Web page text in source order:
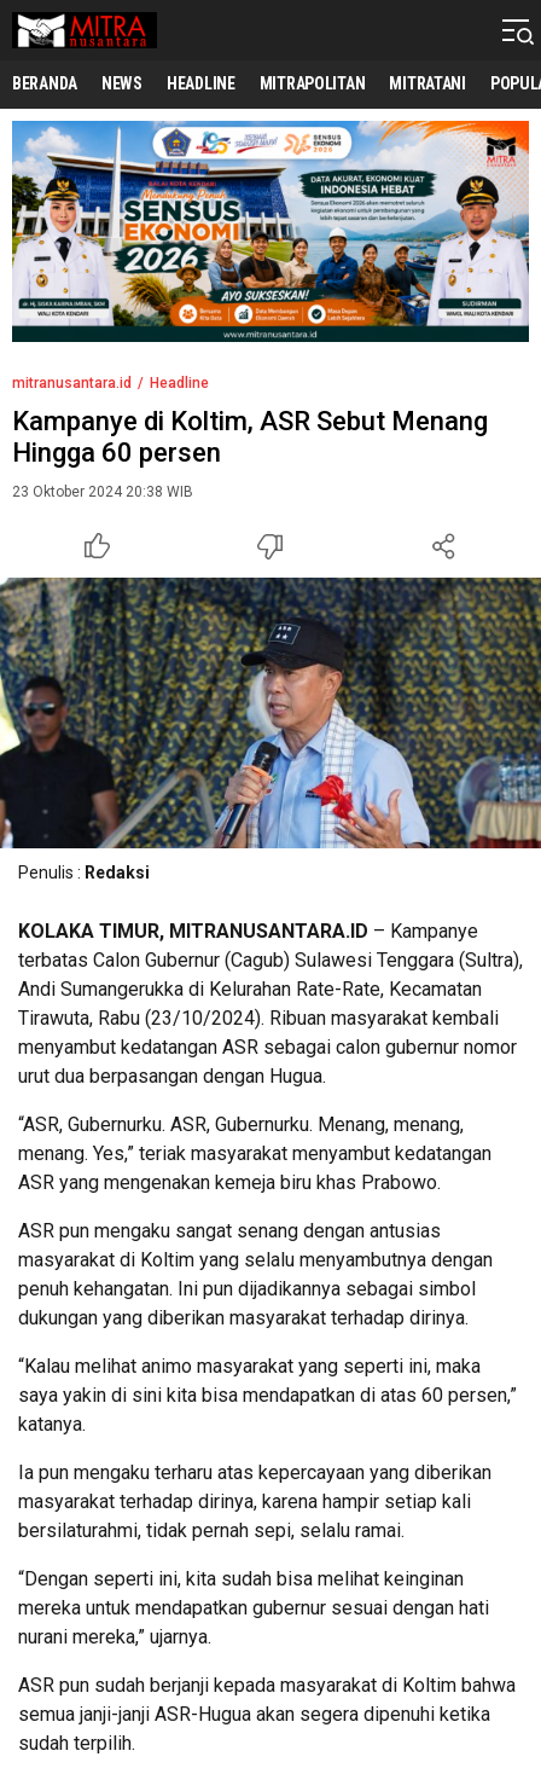
mitranusantara.id
Mitranya Masyarakat Indonesia
BERANDA NEWS HEADLINE MITRAPOLITAN MITRATANI
mitranusantara.id Headline
Kampanye di Koltim, ASR Sebut Menang
Hingga 60 persen
23 Oktober 2024 20:38 WIB
Penulis : Redaksi
KOLAKA TIMUR, MITRANUSANTARA.ID – Kampanye
terbatas Calon Gubernur (Cagub) Sulawesi Tenggara (Sultra),
Andi Sumangerukka di Kelurahan Rate-Rate, Kecamatan
Tirawuta, Rabu (23/10/2024). Ribuan masyarakat kembali
menyambut kedatangan ASR sebagai calon gubernur nomor
urut dua berpasangan dengan Hugua.
“ASR, Gubernurku. ASR, Gubernurku. Menang, menang,
menang. Yes,” teriak masyarakat menyambut kedatangan
ASR yang mengenakan kemeja biru khas Prabowo.
ASR pun mengaku sangat senang dengan antusias
masyarakat di Koltim yang selalu menyambutnya dengan
penuh kehangatan. Ini pun dijadikannya sebagai simbol
dukungan yang diberikan masyarakat terhadap dirinya.
“Kalau melihat animo masyarakat yang seperti ini, maka
saya yakin di sini kita bisa mendapatkan di atas 60 persen,”
katanya.
Ia pun mengaku terharu atas kepercayaan yang diberikan
masyarakat terhadap dirinya, karena hampir setiap kali
bersilaturahmi, tidak pernah sepi, selalu ramai.
“Dengan seperti ini, kita sudah bisa melihat keinginan
mereka untuk mendapatkan gubernur sesuai dengan hati
nurani mereka,” ujarnya.
ASR pun sudah berjanji kepada masyarakat di Koltim bahwa
semua janji-janji ASR-Hugua akan segera dipenuhi ketika
sudah terpilih.